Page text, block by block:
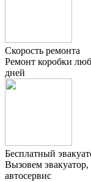
Скорость ремонта
Ремонт коробки
дней
Бесплатный
Вызовем
автосервис